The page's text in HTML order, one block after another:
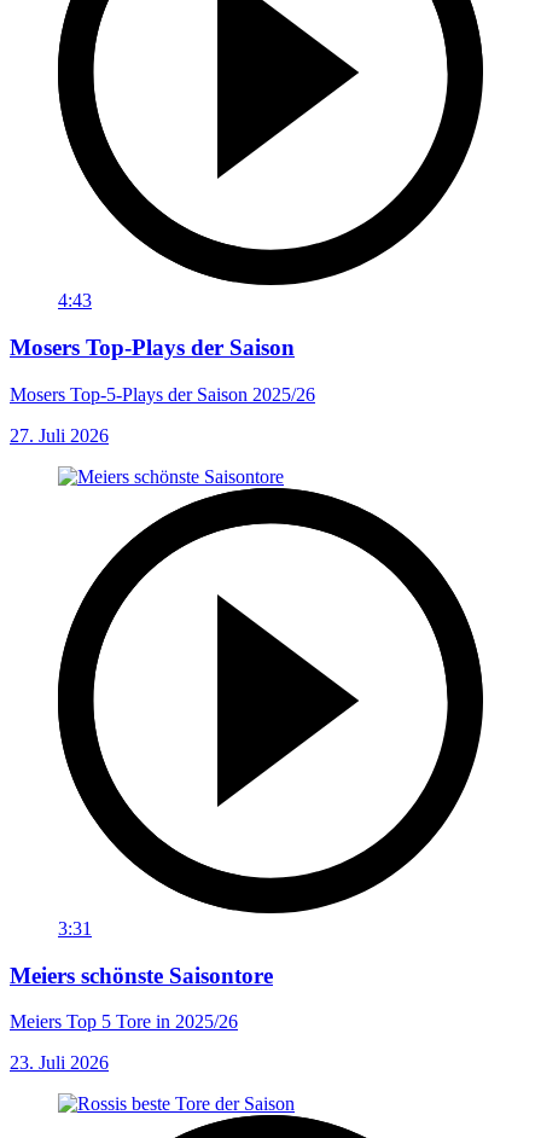
4:43
Mosers Top-Plays der Saison
Mosers Top-5-Plays der Saison 2025/26
27. Juli 2026
3:31
Meiers schönste Saisontore
Meiers Top 5 Tore in 2025/26
23. Juli 2026